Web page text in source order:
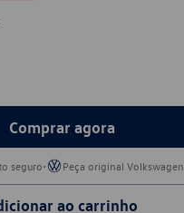
Comprar agora
seguro• Peça original Volkswagen
ao carrinho